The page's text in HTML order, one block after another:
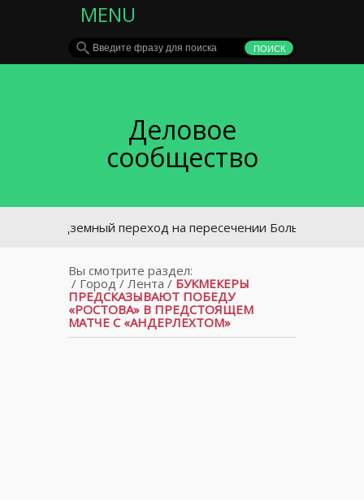
MENU
Деловое
сообщество
Подземный переход на пересечении Большой Садовой и
Вы смотрите раздел:
/ Город/ Лента / БУКМЕКЕРЫ
ПРЕДСКАЗЫВАЮТ ПОБЕДУ
«РОСТОВА» В ПРЕДСТОЯЩЕМ
МАТЧЕ С «АНДЕРЛЕХТОМ»